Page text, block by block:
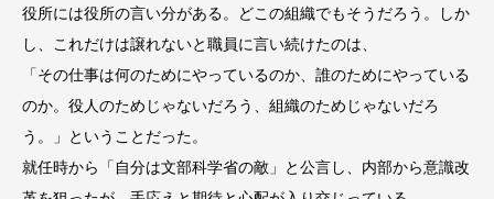
役所には役所の言い分がある。どこの組織でもそうだろう。しか
し、これだけは譲れないと職員に言い続けたのは、
「その仕事は何のためにやっているのか、誰のためにやっている
のか。役人のためじゃないだろう、組織のためじゃないだろ
う。」ということだった。
就任時から「自分は文部科学省の敵」と公言し、内部から意識改